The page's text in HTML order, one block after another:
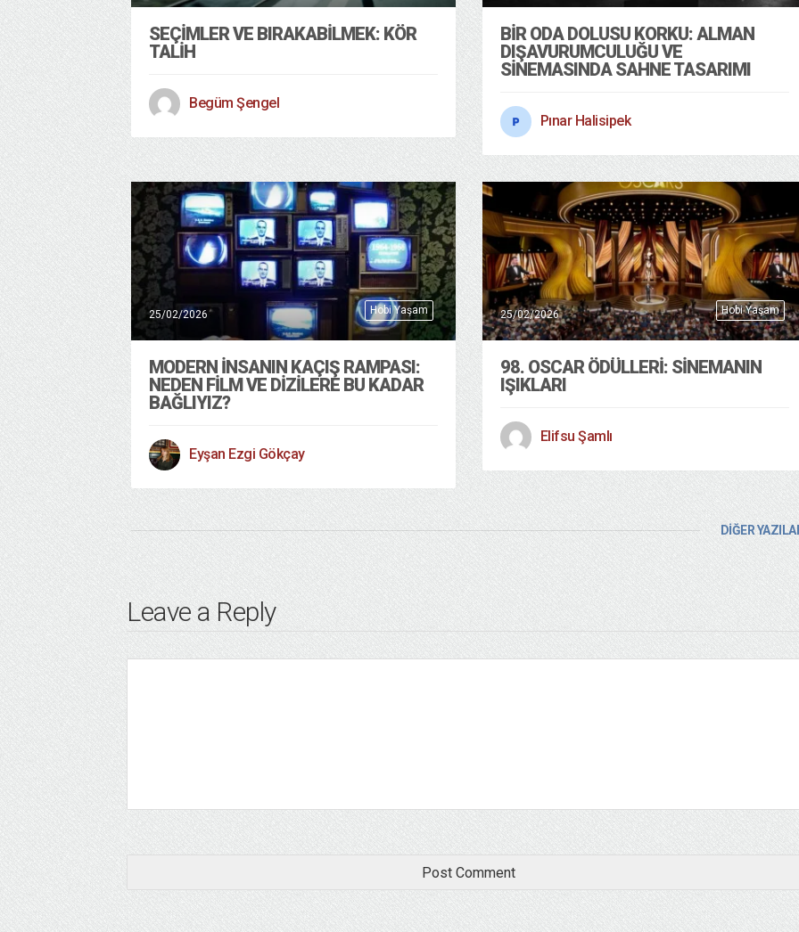
SEÇIMLER VE BIRAKABILMEK: KÖR
TALIH
Begüm Şengel
BIR ODA DOLUSU KORKU: ALMAN
DIŞAVURUMCULUĞU VE
SINEMASINDA SAHNE TASARIMI
Pınar Halisipek
Hobi Yaşam
25/02/2026
MODERN İNSANIN KAÇIŞ RAMPASI:
NEDEN FİLM VE DİZİLERE BU KADAR
BAĞLIYIZ?
Eyşan Ezgi Gökçay
Hobi Yaşam
25/02/2026
98. OSCAR ÖDÜLLERİ: SİNEMANIN
IŞIKLARI
Elifsu Şamlı
DİĞER
Leave a Reply